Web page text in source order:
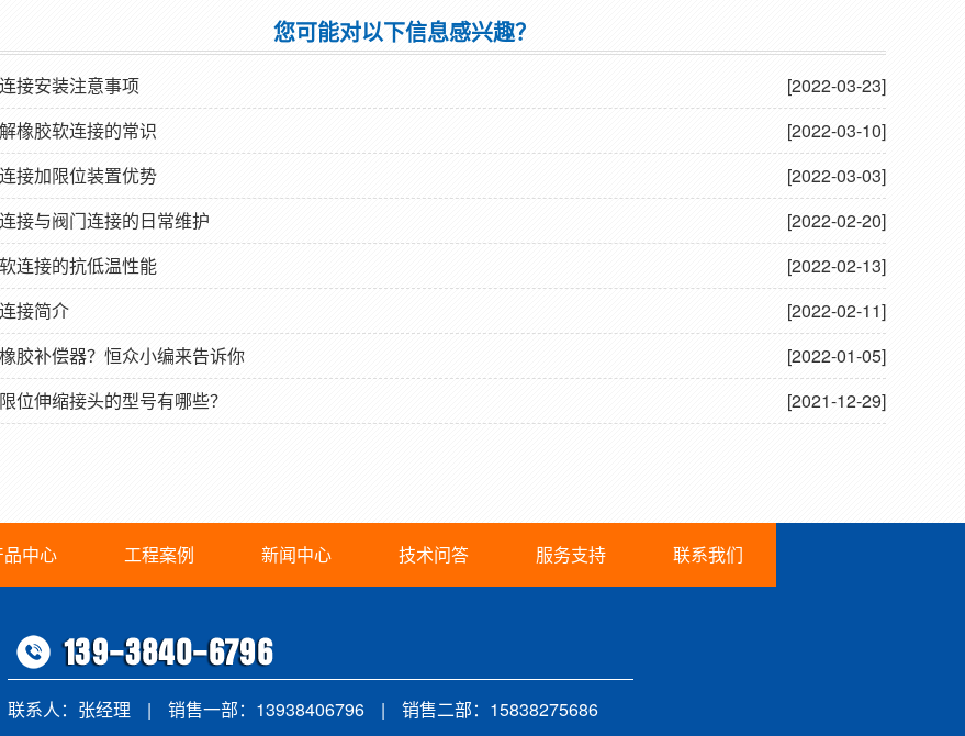
您可能对以下信息感兴趣？
[2022-03-23]
接安装注意事项
[2022-03-10]
橡胶软连接的常识
[2022-03-03]
接加限位装置优势
[2022-02-20]
接与阀门连接的日常维护
[2022-02-13]
连接的抗低温性能
[2022-02-11]
接简介
[2022-01-05]
胶补偿器？恒众小编来告诉你
[2021-12-29]
位伸缩接头的型号有哪些？
品中心 工程案例 新闻中心 技术问答 服务支持 联系我们
联系人：张经理 | 销售一部：13938406796 | 销售二部：15838275686